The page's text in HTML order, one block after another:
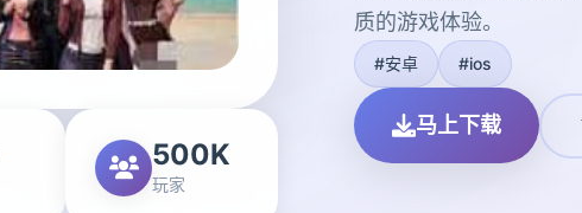
500K
玩家
质的游戏体验。
#安卓 #ios
马上下载